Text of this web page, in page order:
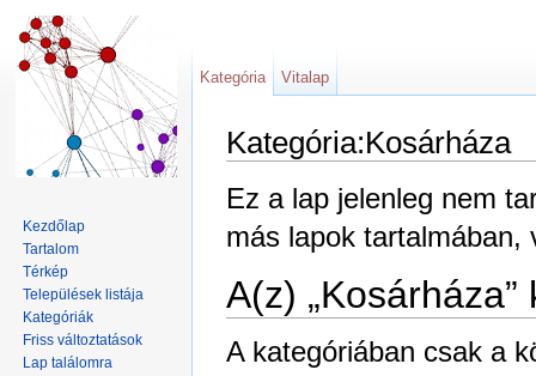
Kategória:Kosárháza
Ez a lap jelenleg nem
más lapok tartalmában,
A(z)
A kategóriában csak a
Kategória Vitalap
Kezdőlap
Tartalom
Térkép
Települések listája
Kategóriák
Friss változtatások
Lap találomra